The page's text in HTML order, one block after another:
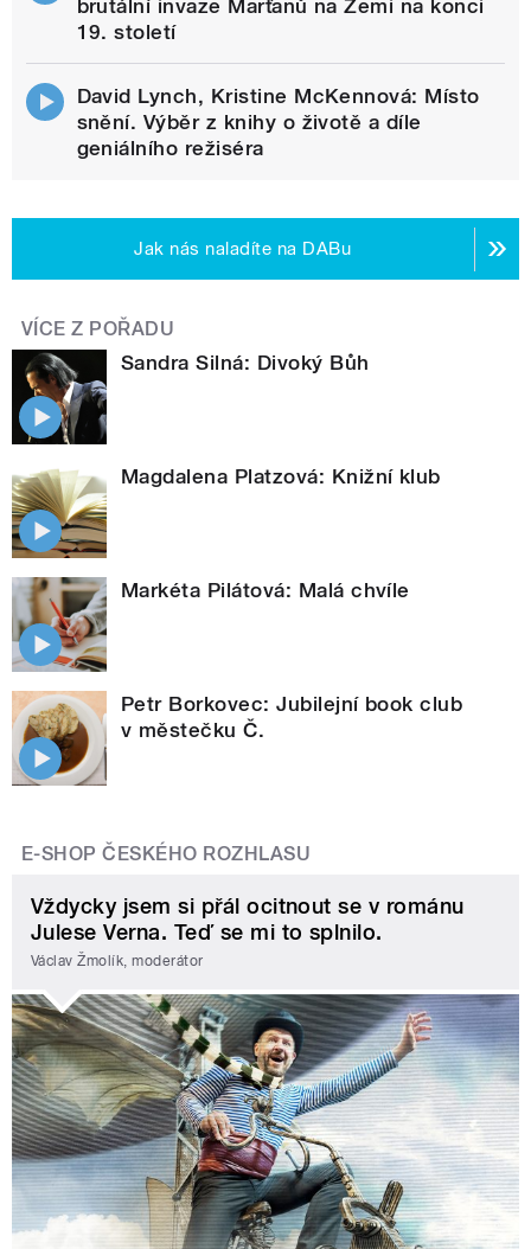
brutální invaze Marťanů na Zemi na konci
19. století
David Lynch, Kristine McKennová: Místo
snění. Výběr z knihy o životě a díle
geniálního režiséra
Jak nás naladíte na DABu
VÍCE Z POŘADU
Sandra Silná: Divoký Bůh
Magdalena Platzová: Knižní klub
Markéta Pilátová: Malá chvíle
Petr Borkovec: Jubilejní book club
v městečku Č.
E-SHOP ČESKÉHO ROZHLASU
Vždycky jsem si přál ocitnout se v románu
Julese Verna. Teď se mi to splnilo.
Václav Žmolík, moderátor